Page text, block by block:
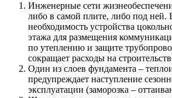
Инженерные сети
либо в самой плите, либо под ней.
необходимость устройства
этажа для размещения
по утеплению и защите
сокращает расходы на
Один из слоев фундамента –
предупреждает наступление
эксплуатации (заморозка –